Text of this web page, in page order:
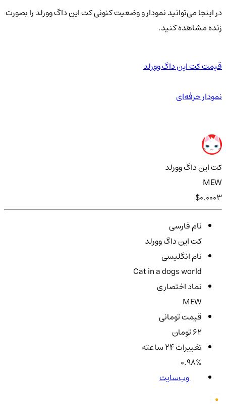
در اینجا می‌توانید نمودار و وضعیت کنونی کت این داگ وورلد را بصورت
زنده مشاهده کنید.
قیمت کت این داگ وورلد
نمودار حرفه‌ای
کت این داگ وورلد
MEW
$0.0003
نام فارسی
کت این داگ وورلد
نام انگلیسی
Cat in a dogs world
نماد اختصاری
MEW
قیمت تومانی
62 تومان
تغییرات ۲۴ ساعته
0.98%
وب‌سایت